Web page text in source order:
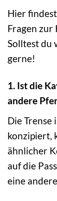
Hier
Fragen zur
Solltest du
gerne!
1. Ist die
andere
Die
konzipiert,
ähnlicher
auf die
eine